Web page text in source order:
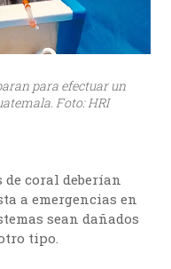
para efectuar un
Foto: HRI
coral deberían
a emergencias en
sean dañados
tipo.